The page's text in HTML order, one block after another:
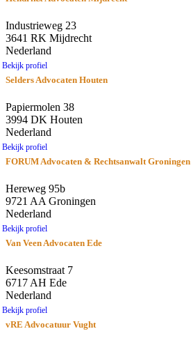
Industrieweg 23
3641 RK Mijdrecht
Nederland
Bekijk profiel
Selders Advocaten Houten
Papiermolen 38
3994 DK Houten
Nederland
Bekijk profiel
FORUM Advocaten & Rechtsanwalt Groningen
Hereweg 95b
9721 AA Groningen
Nederland
Bekijk profiel
Van Veen Advocaten Ede
Keesomstraat 7
6717 AH Ede
Nederland
Bekijk profiel
vRE Advocatuur Vught